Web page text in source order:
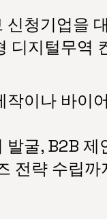
신청기업을
디지털무역
이나 바이
굴, B2B 제
전략 수립